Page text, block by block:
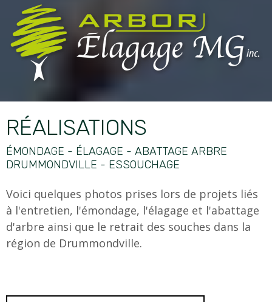
RÉALISATIONS
ÉMONDAGE - ÉLAGAGE - ABATTAGE ARBRE
DRUMMONDVILLE - ESSOUCHAGE
Voici quelques photos prises lors de projets liés
à l'entretien, l'émondage, l'élagage et l'abattage
d'arbre ainsi que le retrait des souches dans la
région de Drummondville.